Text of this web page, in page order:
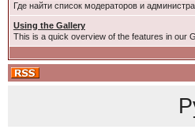
Где найти список модераторов и
Using the Gallery
This is a quick overview of the features in our